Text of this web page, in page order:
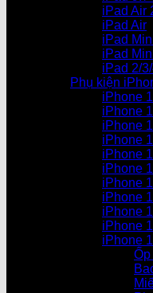
iPad Air
iPad Air
iPad
iPad
iPad 2/
Phụ kiện
iPhone
iPhone
iPhone
iPhone
iPhone
iPhone
iPhone
iPhone
iPhone
iPhone
iPhone